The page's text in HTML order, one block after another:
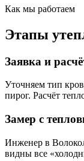
Как мы работаем
Этапы
Заявка и
Уточняем тип
пирог. Расчёт
Замер с
Инженер в
видны все